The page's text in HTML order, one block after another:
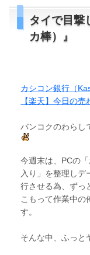
タイで目撃
カ棒）』
カシコン銀行（
【楽天】今日の
バンコクのわらし
今週末は、PCの「
入り」を整理しデ
行させる為、ずっ
こもって作業中の
す。
そんな中、ふっと